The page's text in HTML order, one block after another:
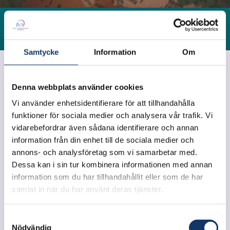
Samtycke Information Om
Denna webbplats använder cookies
Vi använder enhetsidentifierare för att tillhandahålla
funktioner för sociala medier och analysera vår trafik. Vi
vidarebefordrar även sådana identifierare och annan
information från din enhet till de sociala medier och
annons- och analysföretag som vi samarbetar med.
Dessa kan i sin tur kombinera informationen med annan
information som du har tillhandahållit eller som de har
samlat in när du har använt deras tjänster.
Nödvändig
Se fler evenemang
Remissvar och inspel